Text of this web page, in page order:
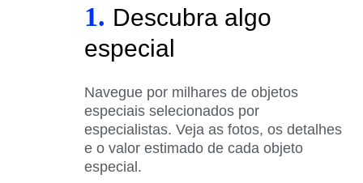
1. Descubra algo
especial
Navegue por milhares de objetos
especiais selecionados por
especialistas. Veja as fotos, os detalhes
e o valor estimado de cada objeto
especial.